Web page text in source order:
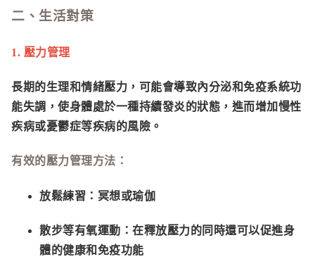
二、生活對策
1. 壓力管理
長期的生理和情緒壓力，可能會導致內分泌和免疫系統功
能失調，使身體處於一種持續發炎的狀態，進而增加慢性
疾病或憂鬱症等疾病的風險。
有效的壓力管理方法：
放鬆練習： 冥想或瑜伽
散步等有氧運動： 在釋放壓力的同時還可以促進身
體的健康和免疫功能